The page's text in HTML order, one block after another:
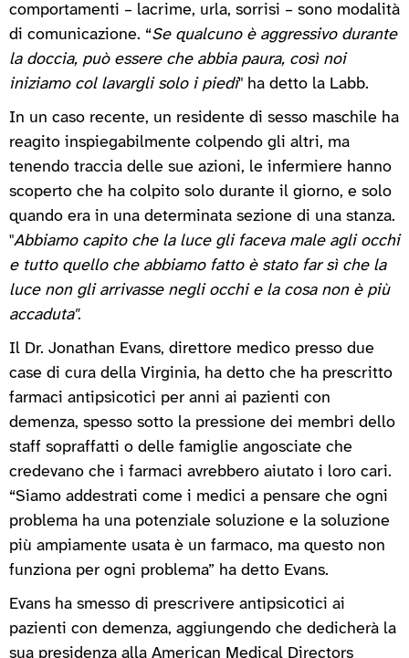
comportamenti – lacrime, urla, sorrisi – sono modalità
di comunicazione. “Se qualcuno è aggressivo durante
la doccia, può essere che abbia paura, così noi
iniziamo col lavargli solo i piedi" ha detto la Labb.
In un caso recente, un residente di sesso maschile ha
reagito inspiegabilmente colpendo gli altri, ma
tenendo traccia delle sue azioni, le infermiere hanno
scoperto che ha colpito solo durante il giorno, e solo
quando era in una determinata sezione di una stanza.
"Abbiamo capito che la luce gli faceva male agli occhi
e tutto quello che abbiamo fatto è stato far sì che la
luce non gli arrivasse negli occhi e la cosa non è più
accaduta".
Il Dr. Jonathan Evans, direttore medico presso due
case di cura della Virginia, ha detto che ha prescritto
farmaci antipsicotici per anni ai pazienti con
demenza, spesso sotto la pressione dei membri dello
staff sopraffatti o delle famiglie angosciate che
credevano che i farmaci avrebbero aiutato i loro cari.
“Siamo addestrati come i medici a pensare che ogni
problema ha una potenziale soluzione e la soluzione
più ampiamente usata è un farmaco, ma questo non
funziona per ogni problema” ha detto Evans.
Evans ha smesso di prescrivere antipsicotici ai
pazienti con demenza, aggiungendo che dedicherà la
sua presidenza alla American Medical Directors